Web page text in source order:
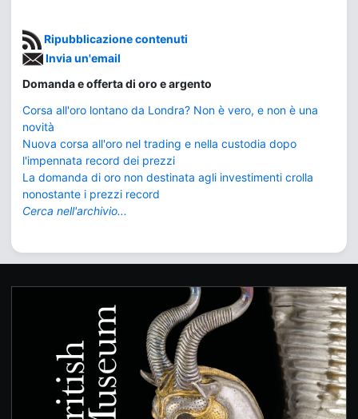
Ripubblicazione contenuti
Invia un'email
Domanda e offerta di oro e argento
Corsa all'oro lontano da Londra? Non è vero, e non è una
novità
Nuova corsa all'oro nel trading e nella custodia dopo
l'impennata record dei prezzi
La domanda di oro non destinata agli investimenti crolla
nonostante i prezzi record
Cerca nell'archivio...